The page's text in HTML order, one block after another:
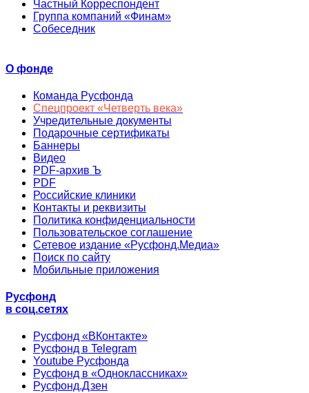
Частный Корреспондент
Группа компаний «Финам»
Собеседник
О фонде
Команда Русфонда
Спецпроект «Четверть века»
Учредительные документы
Подарочные сертификаты
Баннеры
Видео
PDF-архив Ъ
PDF
Российские клиники
Контакты и реквизиты
Политика конфиденциальности
Пользовательское соглашение
Сетевое издание «Русфонд.Медиа»
Поиск по сайту
Мобильные приложения
Русфонд
в соц.сетях
Русфонд «ВКонтакте»
Русфонд в Telegram
Youtube Русфонда
Русфонд в «Одноклассниках»
Русфонд.Дзен